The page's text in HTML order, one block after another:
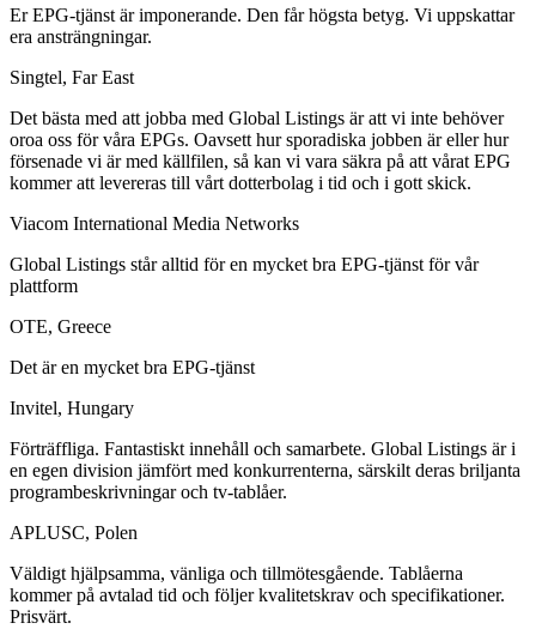
Er EPG-tjänst är imponerande. Den får högsta betyg. Vi uppskattar
era ansträngningar.
Singtel, Far East
Det bästa med att jobba med Global Listings är att vi inte behöver
oroa oss för våra EPGs. Oavsett hur sporadiska jobben är eller hur
försenade vi är med källfilen, så kan vi vara säkra på att vårat EPG
kommer att levereras till vårt dotterbolag i tid och i gott skick.
Viacom International Media Networks
Global Listings står alltid för en mycket bra EPG-tjänst för vår
plattform
OTE, Greece
Det är en mycket bra EPG-tjänst
Invitel, Hungary
Förträffliga. Fantastiskt innehåll och samarbete. Global Listings är i
en egen division jämfört med konkurrenterna, särskilt deras briljanta
programbeskrivningar och tv-tablåer.
APLUSC, Polen
Väldigt hjälpsamma, vänliga och tillmötesgående. Tablåerna
kommer på avtalad tid och följer kvalitetskrav och specifikationer.
Prisvärt.